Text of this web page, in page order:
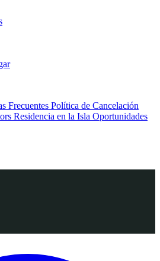
Frecuentes Política de Cancelación
Residencia en la Isla Oportunidades